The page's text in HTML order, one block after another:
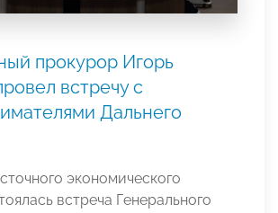
прокурор Игорь
встречу с
Дальнего
экономического
встреча Генерального